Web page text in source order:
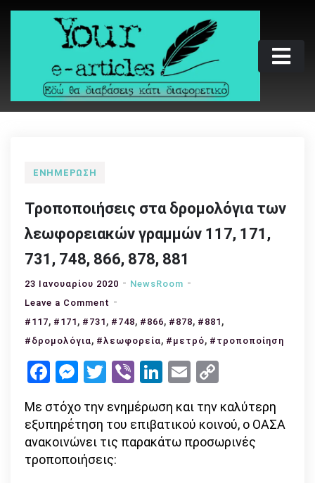
Skip
Your e-articles
Εδώ θα διαβάσεις κάτι διαφορετικό
ΕΝΗΜΈΡΩΣΗ
Τροποποιήσεις στα δρομολόγια των
λεωφορειακών γραμμών 117, 171,
731, 748, 866, 878, 881
23 Ιανουαρίου 2020
NewsRoom
Leave a Comment on
Τροποποιήσεις
των
γραμμών
117,
171,
731,
#117, #171 , #731 , #748, #866, #878, #881 ,
#δρομολόγια, #λεωφορεία, #μετρό, #τροποποίηση
Facebook
Messenger
Twitter
ViberLinkedIn
Email
Link
Με στόχο την ενημέρωση και την καλύτερη
εξυπηρέτηση του επιβατικού κοινού, ο ΟΑΣΑ
ανακοινώνει τις παρακάτω προσωρινές
τροποποιήσεις: